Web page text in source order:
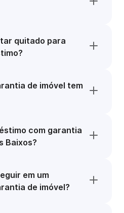
quitado para
de imóvel tem
com garantia
Baixos?
em um
de imóvel?